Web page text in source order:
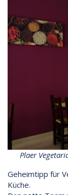
Plaer
Geheimtipp für
Küche.